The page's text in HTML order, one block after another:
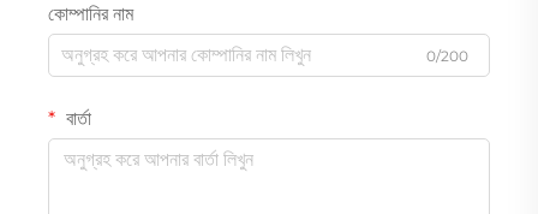
কোম্পানির নাম
0/200
বার্তা